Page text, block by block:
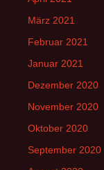
März 2021
Februar 2021
Januar 2021
Dezember 2020
November 2020
Oktober 2020
September 2020